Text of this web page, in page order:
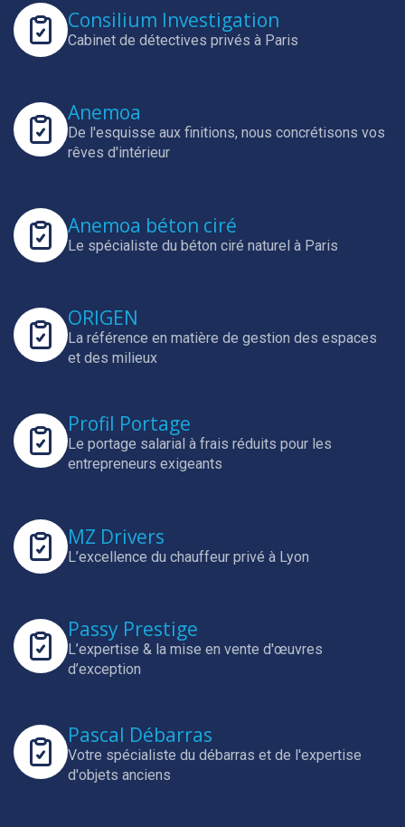
Consilium Investigation
Cabinet de détectives privés à Paris
Anemoa
De l'esquisse aux finitions, nous concrétisons vos
rêves d'intérieur
Anemoa béton ciré
Le spécialiste du béton ciré naturel à Paris
ORIGEN
La référence en matière de gestion des espaces
et des milieux
Profil Portage
Le portage salarial à frais réduits pour les
entrepreneurs exigeants
MZ Drivers
L’excellence du chauffeur privé à Lyon
Passy Prestige
L’expertise & la mise en vente d'œuvres
d’exception
Pascal Débarras
Votre spécialiste du débarras et de l'expertise
d'objets anciens